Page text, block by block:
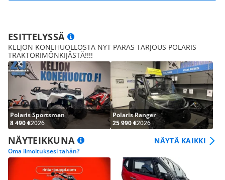
ESITTELYSSÄ
KELJON KONEHUOLLOSTA NYT PARAS TARJOUS POLARIS
TRAKTORIMÖNKIJÄSTÄ!!!!
Polaris Sportsman
8 490 €2026
Polaris Ranger
25 990 €2026
NÄYTEIKKUNA
Oma ilmoituksesi tähän?
NÄYTÄ KAIKKI